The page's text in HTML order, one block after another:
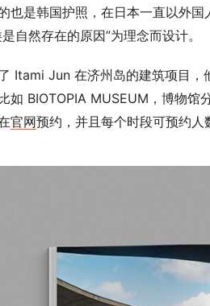
也是韩国护照，在日本一直以外
自然存在的原因”为理念而设计。
Itami Jun 在济州岛的建筑项目
如 BIOTOPIA MUSEUM，博物
官网预约，并且每个时段可预约人